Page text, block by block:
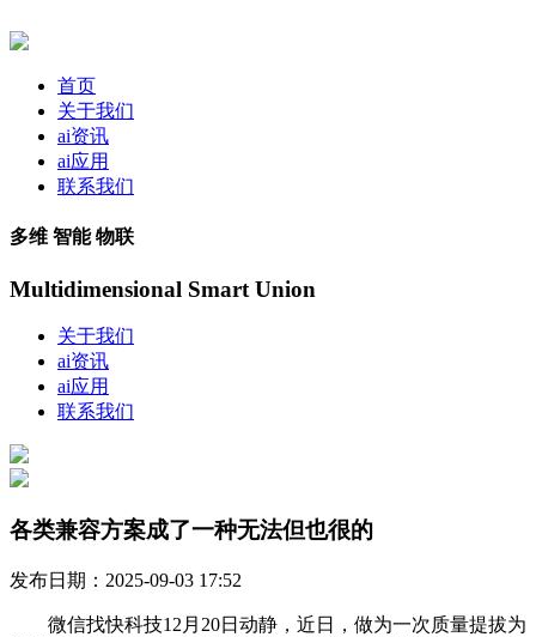
首页
关于我们
ai资讯
ai应用
联系我们
多维 智能 物联
Multidimensional Smart Union
关于我们
ai资讯
ai应用
联系我们
各类兼容方案成了一种无法但也很的
发布日期：2025-09-03 17:52
微信找快科技12月20日动静，近日，做为一次质量提拔为